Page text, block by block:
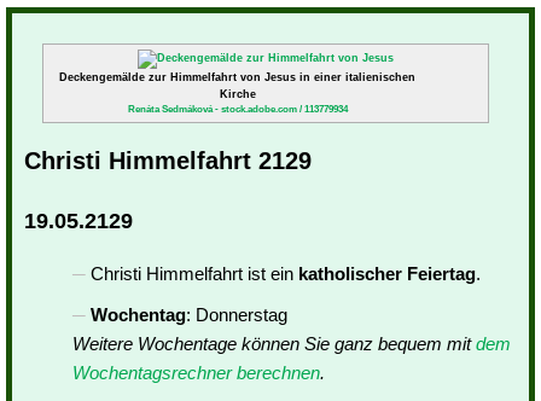
Deckengemälde zur Himmelfahrt von Jesus in einer italienischen
Kirche
Renáta Sedmáková - stock.adobe.com / 113779934
Christi Himmelfahrt 2129
19.05.2129
Christi Himmelfahrt ist ein katholischer Feiertag.
Wochentag: Donnerstag
Weitere Wochentage können Sie ganz bequem mitdem
Wochentagsrechner berechnen.